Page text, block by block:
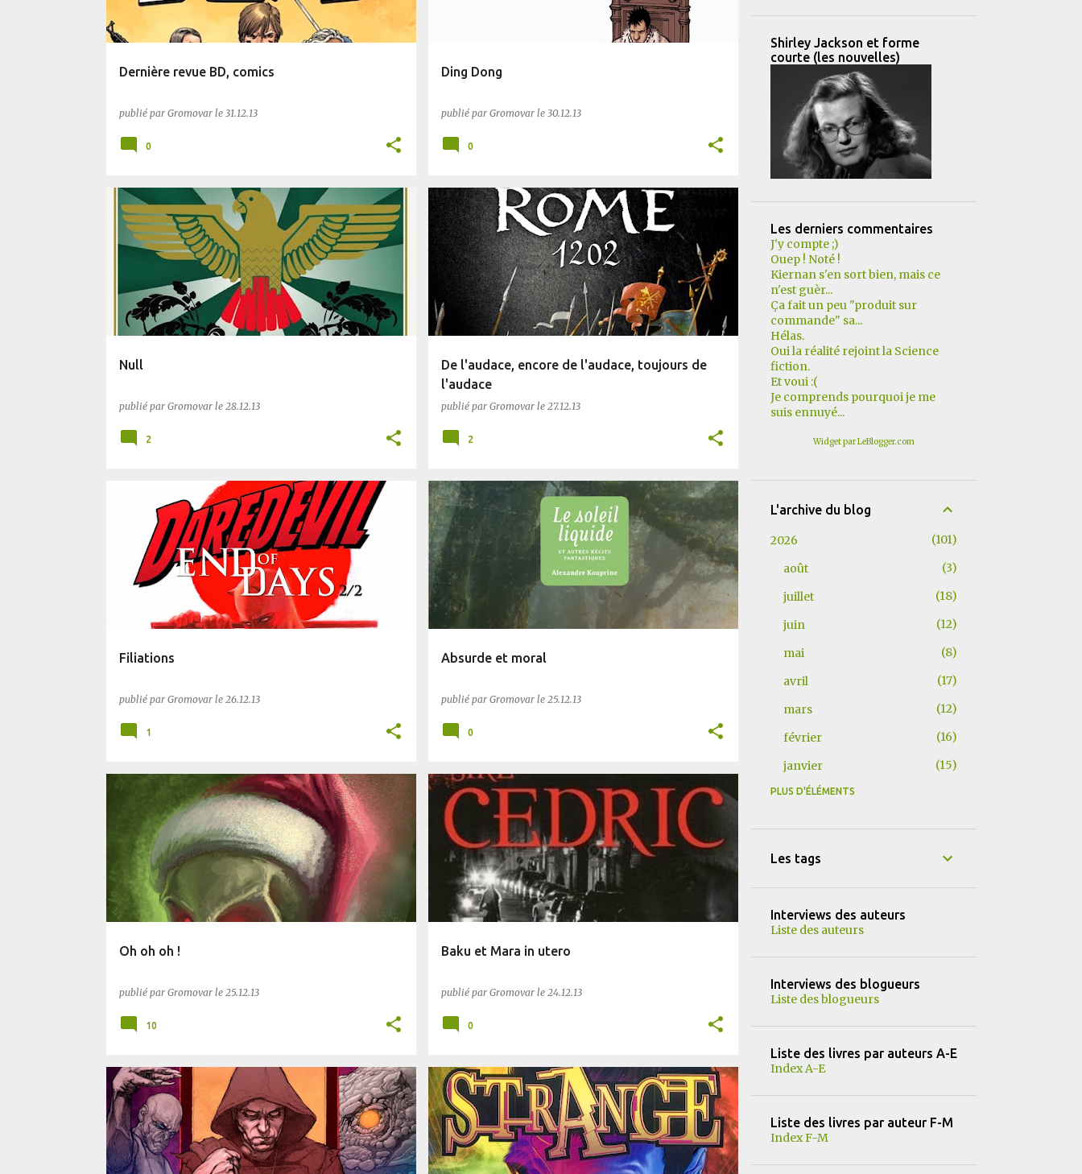
Dernière revue BD, comics
publié par Gromovar le 31.12.13
0
Ding Dong
publié par Gromovar le 30.12.13
0
Null
publié par Gromovar le 28.12.13
AUTRES POLAR UCHRONIE
2
De l'audace, encore de l'audace, toujours de
l'audace
publié par Gromovar le 27.12.13
AUTRES
2
Filiations
publié par Gromovar le 26.12.13
BLUFFANT COMICS
1
Absurde et moral
publié par Gromovar le 25.12.13
FANTASTIQUE SF
0
Oh oh oh !
publié par Gromovar le 25.12.13
10
Baku et Mara in utero
publié par Gromovar le 24.12.13
FANTASTIQUE
0
FANTASY COMICS
Shirley Jackson et forme
courte (les nouvelles)
Les derniers commentaires
J'y compte ;)
Ouep ! Noté !
Kiernan s'en sort bien, mais ce
n'est guèr...
Ça fait un peu "produit sur
commande" sa...
Hélas.
Oui la réalité rejoint la Science
fiction.
Et voui :(
Je comprends pourquoi je me
suis ennuyé...
Widget par LeBlogger.com
L'archive du blog
2026
101
août
3
juillet
18
juin
12
mai
8
avril
17
mars
12
février
16
janvier
15
2025
novembre
septembre
août
13
juin
avril
16
mars
janvier
11
PLUS D'ÉLÉMENTS
Les tags
Interviews des auteurs
Liste des auteurs
Interviews des blogueurs
Liste des blogueurs
Liste des livres par auteurs A-E
Index A-E
Liste des livres par auteur F-M
Index F-M